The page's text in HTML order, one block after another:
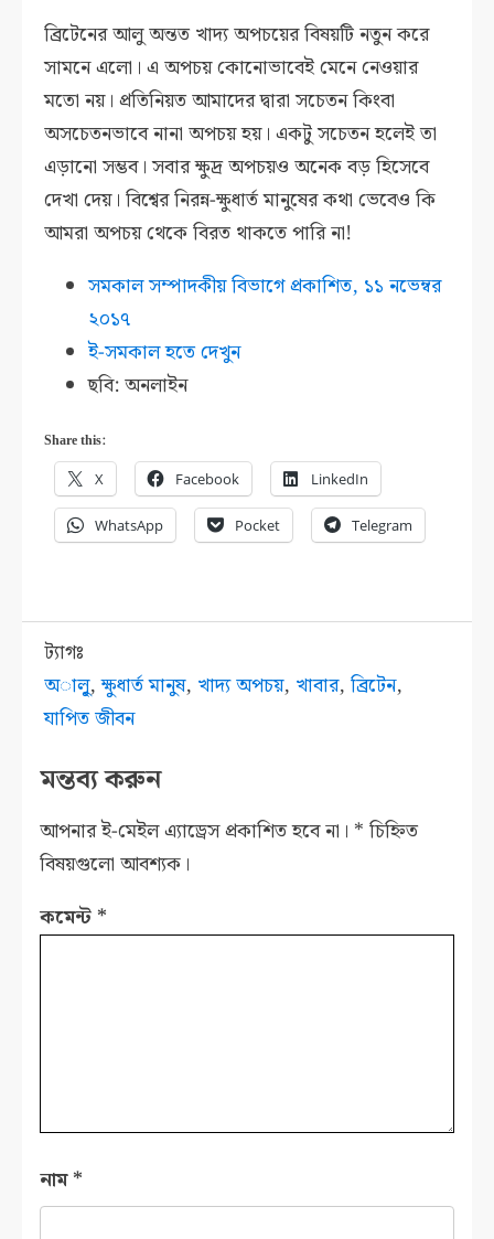
ব্রিটেনের আলু অন্তত খাদ্য অপচয়ের বিষয়টি নতুন করে
সামনে এলো। এ অপচয় কোনোভাবেই মেনে নেওয়ার
মতো নয়। প্রতিনিয়ত আমাদের দ্বারা সচেতন কিংবা
অসচেতনভাবে নানা অপচয় হয়। একটু সচেতন হলেই তা
এড়ানো সম্ভব। সবার ক্ষুদ্র অপচয়ও অনেক বড় হিসেবে
দেখা দেয়। বিশ্বের নিরন্ন-ক্ষুধার্ত মানুষের কথা ভেবেও কি
আমরা অপচয় থেকে বিরত থাকতে পারি না!
সমকাল সম্পাদকীয় বিভাগে প্রকাশিত, ১১ নভেম্বর
২০১৭
ই-সমকাল হতে দেখুন
ছবি: অনলাইন
Share this:
X Facebook LinkedIn
WhatsApp Pocket Telegram
ট্যাগঃ
অালুৃ,ক্ষুধার্ত মানুষ, খাদ্য অপচয়, খাবার,ব্রিটেন,
যাপিত জীবন
মন্তব্য করুন
আপনার ই-মেইল এ্যাড্রেস প্রকাশিত হবে না। * চিহ্নিত
বিষয়গুলো আবশ্যক।
কমেন্ট *
নাম*